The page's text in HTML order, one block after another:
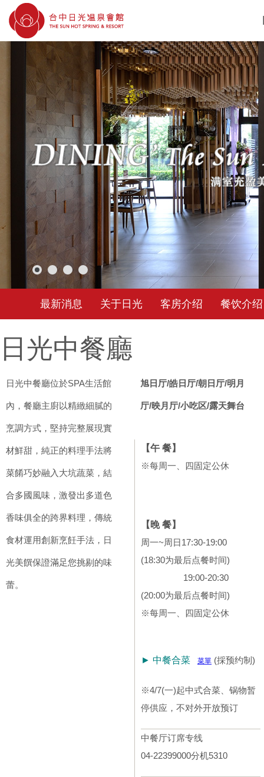
最新消息 关于日光 客房介绍 餐饮介绍
日光中餐廳
日光中餐廳位於SPA生活館
內，餐廳主廚以精緻細膩的
烹調方式，堅持完整展現實
材鮮甜，純正的料理手法將
菜餚巧妙融入大坑蔬菜，結
合多國風味，激發出多道色
香味俱全的跨界料理，傳統
食材運用創新烹飪手法，日
光美饌保證滿足您挑剔的味
蕾。
旭日厅/皓日厅/朝日厅/明月
厅/映月厅/小吃区/露天舞台
【午 餐】
※每周一、四固定公休
【晚 餐】
周一~周日17:30-19:00
(18:30为最后点餐时间)
19:00-20:30
(20:00为最后点餐时间)
※每周一、四固定公休
► 中餐合菜 菜單 (採预约制)
※4/7(一)起中式合菜、锅物暂
停供应，不对外开放预订
中餐厅订席专线
04-22399000分机5310